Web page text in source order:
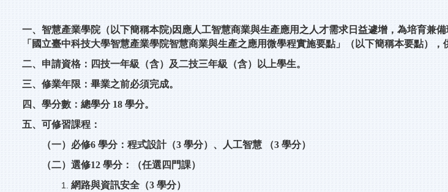
一、智慧產業學院（以下簡稱本院)因應人工智慧商業與生產應用之人才需求日益遽增，為培育兼
「國立臺中科技大學智慧產業學院智慧商業與生產之應用微學程實施要點」（以下簡稱本要點），
二、申請資格：四技一年級（含）及二技三年級（含）以上學生。
三、修業年限：畢業之前必須完成。
四、學分數：總學分 18 學分。
五、可修習課程：
（一）必修6 學分：程式設計（3 學分）、人工智慧 （3 學分）
（二）選修12 學分：（任選四門課）
網路與資訊安全（3 學分）